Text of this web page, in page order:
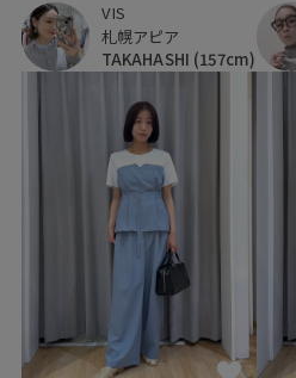
VIS
札幌アピア
TAKAHASHI (157cm)